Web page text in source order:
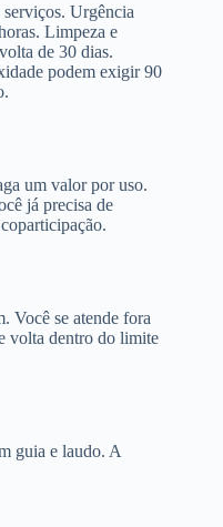
Urgência
Limpeza e
de 30 dias.
podem exigir 90
um valor por uso.
já precisa de
Você se atende fora
volta dentro do limite
guia e laudo. A